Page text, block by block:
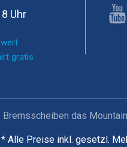
Uhr
gratis
Bremsscheiben das
* Alle Preise inkl. gesetzl.